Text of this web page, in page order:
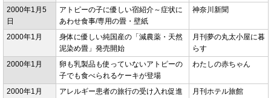
2000年1月5
日
アトピーの子に優しい宿紹介～症状に
あわせ食事/専用の畳・壁紙
神奈川新聞
2000年1月
身体に優しい純国産の「減農薬・天然
泥染め畳」発売開始
月刊夢の丸太小屋に暮
らす
2000年1月
卵も乳製品も使っていないアトピーの
子でも食べられるケーキが登場
わたしの赤ちゃん
2000年1月
アレルギー患者の旅行の受け入れ促進
月刊ホテル旅館